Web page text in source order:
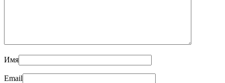
Имя
Email